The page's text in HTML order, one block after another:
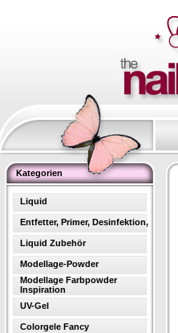
Kategorien
Liquid
Entfetter, Primer, Desinfektion,
Liquid Zubehör
Modellage-Powder
Modellage Farbpowder
Inspiration
UV-Gel
Colorgele Fancy